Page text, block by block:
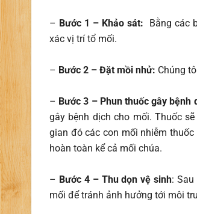
– Bước 1 – Khảo sát: Bằng các
xác vị trí tổ mối.
– Bước 2 – Đặt mồi nhử: Chúng
– Bước 3 – Phun thuốc gây bệnh
gây bệnh dịch cho mối. Thuốc
gian đó các con mối nhiễm
hoàn toàn kể cả mối chúa.
– Bước 4 – Thu dọn vệ sinh:
mối để tránh ảnh hưởng tới môi